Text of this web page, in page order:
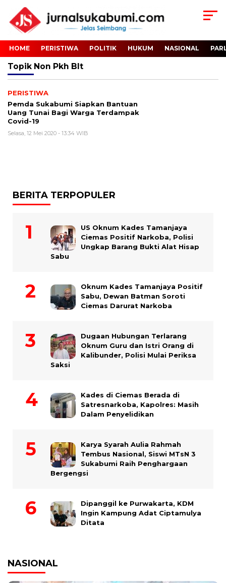
HOME PERISTIWA POLITIK HUKUM NASIONAL
Topik Non Pkh Blt
PERISTIWA
Pemda Sukabumi Siapkan Bantuan
Uang Tunai Bagi Warga Terdampak
Covid-19
Selasa, 12 Mei 2020 - 13:34 WIB
BERITA TERPOPULER
US Oknum Kades Tamanjaya
Ciemas Positif Narkoba, Polisi
Ungkap Barang Bukti Alat Hisap
Sabu
Oknum Kades Tamanjaya Positif
Sabu, Dewan Batman Soroti
Ciemas Darurat Narkoba
Dugaan Hubungan Terlarang
Oknum Guru dan Istri Orang di
Kalibunder, Polisi Mulai Periksa
Saksi
Kades di Ciemas Berada di
Satresnarkoba, Kapolres: Masih
Dalam Penyelidikan
Karya Syarah Aulia Rahmah
Tembus Nasional, Siswi MTsN 3
Sukabumi Raih Penghargaan
Bergengsi
Dipanggil ke Purwakarta, KDM
Ingin Kampung Adat Ciptamulya
Ditata
NASIONAL